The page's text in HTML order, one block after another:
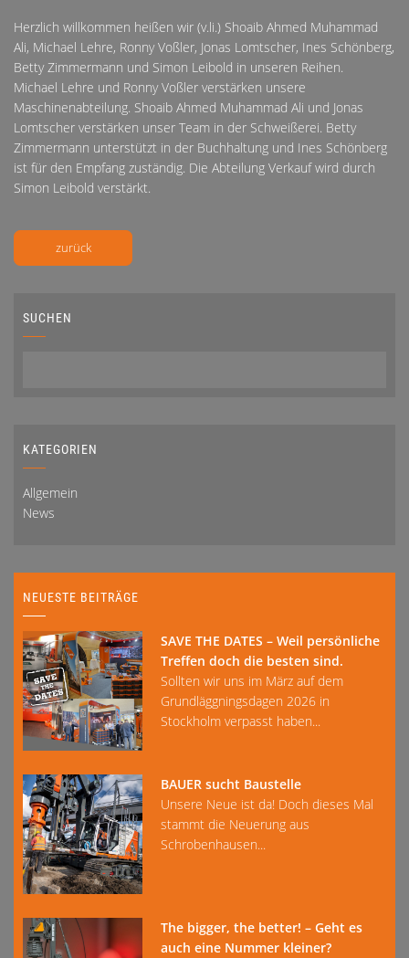
Herzlich willkommen heißen wir (v.li.) Shoaib Ahmed Muhammad
Ali, Michael Lehre, Ronny Voßler, Jonas Lomtscher, Ines Schönberg,
Betty Zimmermann und Simon Leibold in unseren Reihen.
Michael Lehre und Ronny Voßler verstärken unsere
Maschinenabteilung. Shoaib Ahmed Muhammad Ali und Jonas
Lomtscher verstärken unser Team in der Schweißerei. Betty
Zimmermann unterstützt in der Buchhaltung und Ines Schönberg
ist für den Empfang zuständig. Die Abteilung Verkauf wird durch
Simon Leibold verstärkt.
zurück
SUCHEN
KATEGORIEN
Allgemein
News
NEUESTE BEITRÄGE
SAVE THE DATES – Weil persönliche
Treffen doch die besten sind.
Sollten wir uns im März auf dem
Grundläggningsdagen 2026 in
Stockholm verpasst haben...
BAUER sucht Baustelle
Unsere Neue ist da! Doch dieses Mal
stammt die Neuerung aus
Schrobenhausen...
The bigger, the better! – Geht es
auch eine Nummer kleiner?